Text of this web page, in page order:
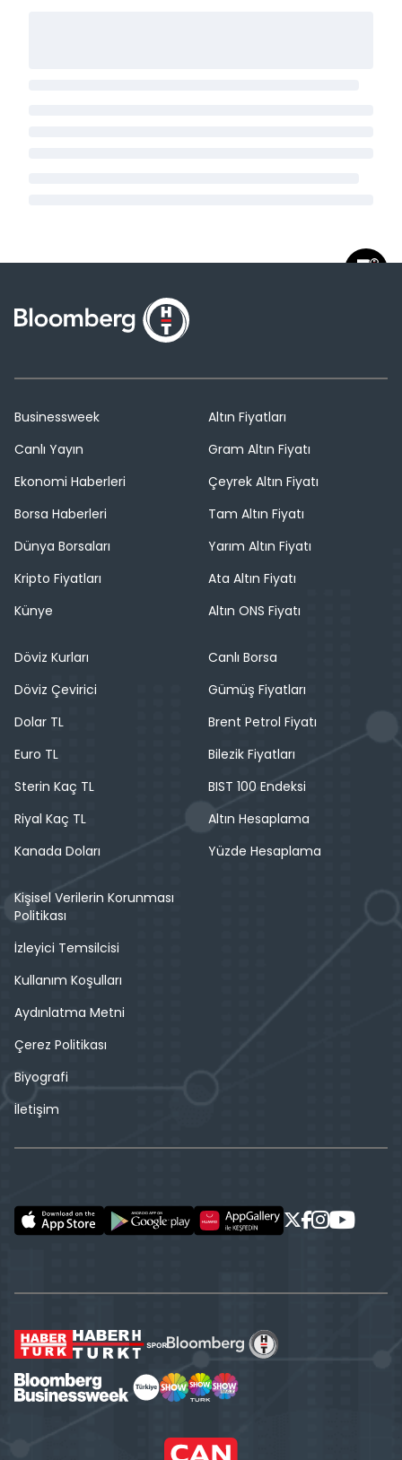
Businessweek
Canlı Yayın
Ekonomi Haberleri
Borsa Haberleri
Dünya Borsaları
Kripto Fiyatları
Künye
Altın Fiyatları
Gram Altın Fiyatı
Çeyrek Altın Fiyatı
Tam Altın Fiyatı
Yarım Altın Fiyatı
Ata Altın Fiyatı
Altın ONS Fiyatı
Döviz Kurları
Döviz Çevirici
Dolar TL
Euro TL
Sterin Kaç TL
Riyal Kaç TL
Kanada Doları
Canlı Borsa
Gümüş Fiyatları
Brent Petrol Fiyatı
Bilezik Fiyatları
BIST 100 Endeksi
Altın Hesaplama
Yüzde Hesaplama
Kişisel Verilerin Korunması
Politikası
İzleyici Temsilcisi
Kullanım Koşulları
Aydınlatma Metni
Çerez Politikası
Biyografi
İletişim